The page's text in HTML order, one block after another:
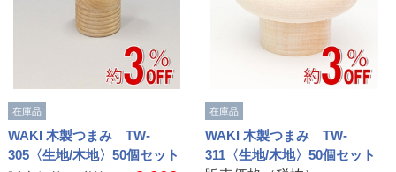
在庫品
WAKI 木製つまみ TW-
305〈生地/木地〉50個セット
在庫品
WAKI 木製つまみ TW-
311〈生地/木地〉50個セット